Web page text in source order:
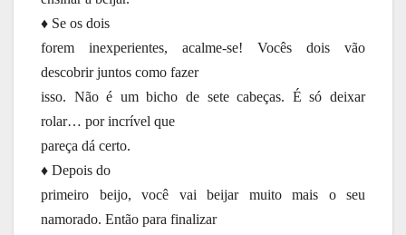
♦ Se os dois
forem inexperientes, acalme-se! Vocês dois vão
descobrir juntos como fazer
isso. Não é um bicho de sete cabeças. É só deixar
rolar… por incrível que
pareça dá certo.
♦ Depois do
primeiro beijo, você vai beijar muito mais o seu
namorado. Então para finalizar